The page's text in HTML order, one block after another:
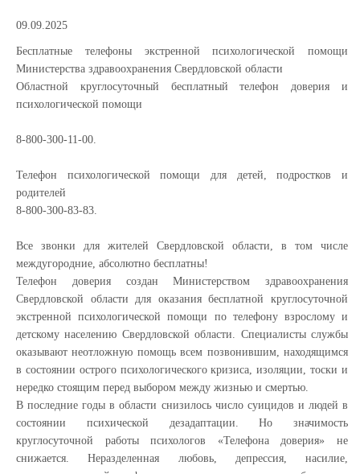
09.09.2025
Бесплатные телефоны экстренной психологической помощи
Министерства здравоохранения Свердловской области
Областной круглосуточный бесплатный телефон доверия и
психологической помощи
8-800-300-11-00.
Телефон психологической помощи для детей, подростков и
родителей
8-800-300-83-83.
Все звонки для жителей Свердловской области, в том числе
междугородние, абсолютно бесплатны!
Телефон доверия создан Министерством здравоохранения
Свердловской области для оказания бесплатной круглосуточной
экстренной психологической помощи по телефону взрослому и
детскому населению Свердловской области. Специалисты службы
оказывают неотложную помощь всем позвонившим, находящимся
в состоянии острого психологического кризиса, изоляции, тоски и
нередко стоящим перед выбором между жизнью и смертью.
В последние годы в области снизилось число суицидов и людей в
состоянии психической дезадаптации. Но значимость
круглосуточной работы психологов «Телефона доверия» не
снижается. Неразделенная любовь, депрессия, насилие,